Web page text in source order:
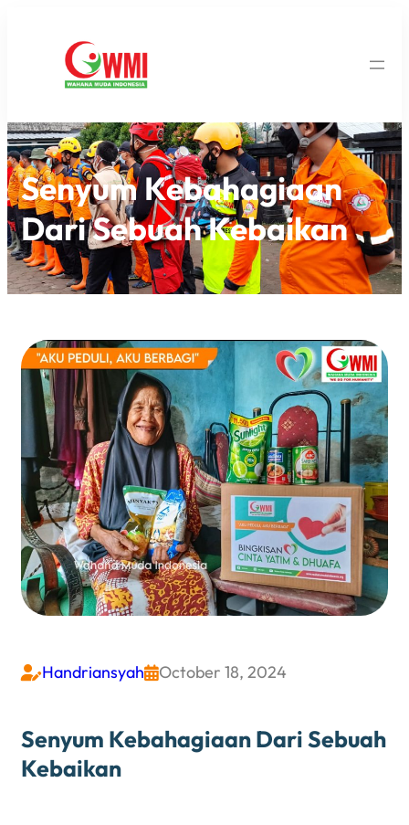
Senyum Kebahagiaan
Dari Sebuah Kebaikan
HandriansyahOctober 18, 2024
Senyum Kebahagiaan Dari Sebuah
Kebaikan